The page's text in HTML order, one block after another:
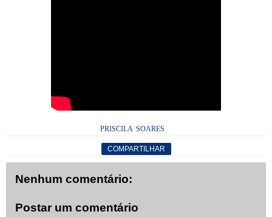
PRISCILA SOARES
COMPARTILHAR
Nenhum comentário:
Postar um comentário